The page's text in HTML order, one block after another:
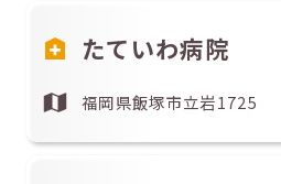
たていわ病院
福岡県飯塚市立岩1725